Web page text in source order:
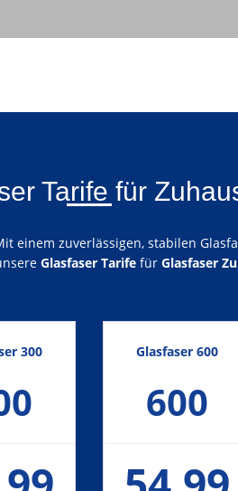
Tarife für
einem zuverlässigen, stabilen
Glasfaser Tarifefür Glasfaser
300 Glasfaser 600
600